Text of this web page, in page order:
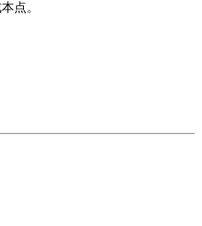
点。